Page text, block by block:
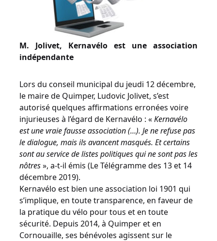
M. Jolivet, Kernavélo est une association
indépendante
Lors du conseil municipal du jeudi 12 décembre,
le maire de Quimper, Ludovic Jolivet, s’est
autorisé quelques affirmations erronées voire
injurieuses à l’égard de Kernavélo : «Kernavélo
est une vraie fausse association (…). Je ne refuse pas
le dialogue, mais ils avancent masqués. Et certains
sont au service de listes politiques qui ne sont pas les
nôtres», a-t-il émis (Le Télégramme des 13 et 14
décembre 2019).
Kernavélo est bien une association loi 1901 qui
s’implique, en toute transparence, en faveur de
la pratique du vélo pour tous et en toute
sécurité. Depuis 2014, à Quimper et en
Cornouaille, ses bénévoles agissent sur le